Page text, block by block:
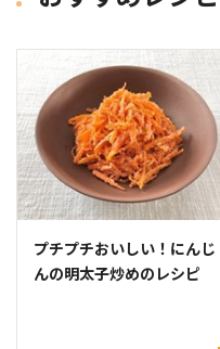
プチプチおいしい！にんじ
んの明太子炒めのレシピ